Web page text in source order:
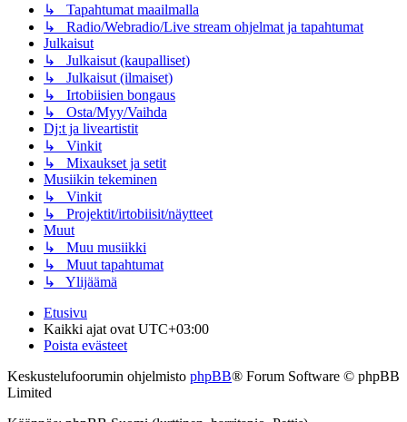
↳ Tapahtumat maailmalla
↳ Radio/Webradio/Live stream ohjelmat ja tapahtumat
Julkaisut
↳ Julkaisut (kaupalliset)
↳ Julkaisut (ilmaiset)
↳ Irtobiisien bongaus
↳ Osta/Myy/Vaihda
Dj:t ja liveartistit
↳ Vinkit
↳ Mixaukset ja setit
Musiikin tekeminen
↳ Vinkit
↳ Projektit/irtobiisit/näytteet
Muut
↳ Muu musiikki
↳ Muut tapahtumat
↳ Ylijäämä
Etusivu
Kaikki ajat ovat UTC+03:00
Poista evästeet
Keskustelufoorumin ohjelmisto phpBB® Forum Software © phpBB
Limited